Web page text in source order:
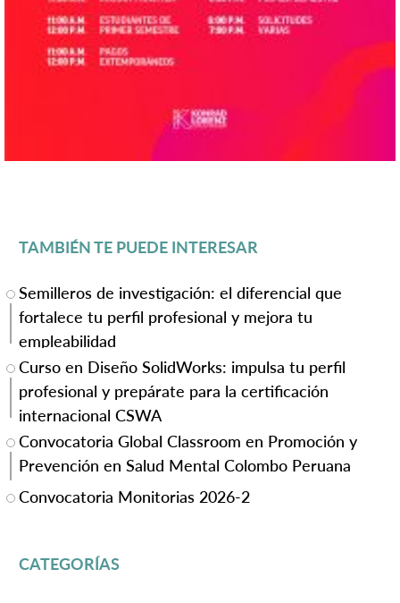
TAMBIÉN TE PUEDE INTERESAR
Semilleros de investigación: el diferencial que
fortalece tu perfil profesional y mejora tu
empleabilidad
Curso en Diseño SolidWorks: impulsa tu perfil
profesional y prepárate para la certificación
internacional CSWA
Convocatoria Global Classroom en Promoción y
Prevención en Salud Mental Colombo Peruana
Convocatoria Monitorias 2026-2
CATEGORÍAS